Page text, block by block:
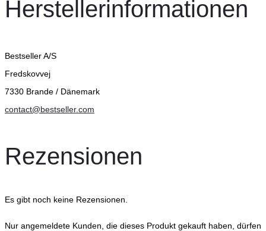
Herstellerinformationen
Bestseller A/S
Fredskovvej
7330 Brande / Dänemark
contact@bestseller.com
Rezensionen
Es gibt noch keine Rezensionen.
Nur angemeldete Kunden, die dieses Produkt gekauft haben, dürfen